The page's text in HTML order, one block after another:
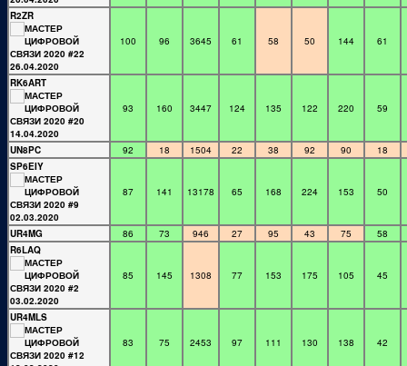
R2ZR
100
96 3645 61 58 50 144 61
RK6ART
93
160 3447 124 135 122 220 59
UN8PC 92 18 1504 22 38 92 90
18
SP6EIY
87
141 13178 65 168 224 153 50
UR4MG 86 73 946 27 95 43 75
58
R6LAQ
85
145 1308 77 153 175 105 45
UR4MLS
83
75 2453 97 111 130 138 42